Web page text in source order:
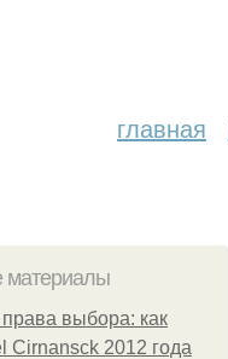
главная
материалы
выбора: как
Cirnansck 2012 года